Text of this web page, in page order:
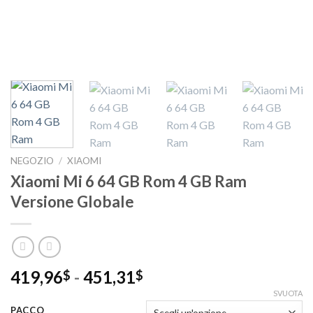
NEGOZIO / XIAOMI
Xiaomi Mi 6 64 GB Rom 4 GB Ram
Versione Globale
419,96$ - 451,31$
PACCO
SVUOTA